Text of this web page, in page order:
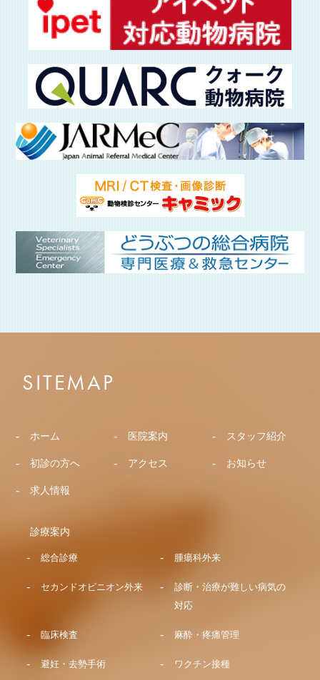
SITEMAP
ホーム 医院案内 スタッフ紹介
初診の方へ アクセス お知らせ
求人情報
診療案内
総合診療 腫瘍科外来
セカンドオピニオン外来
診断・治療が難しい病気の
対応
臨床検査 麻酔・疼痛管理
避妊・去勢手術 ワクチン接種